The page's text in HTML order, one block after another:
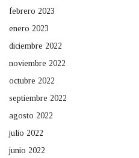
febrero 2023
enero 2023
diciembre 2022
noviembre 2022
octubre 2022
septiembre 2022
agosto 2022
julio 2022
junio 2022